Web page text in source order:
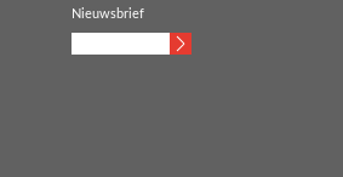
Nieuwsbrief